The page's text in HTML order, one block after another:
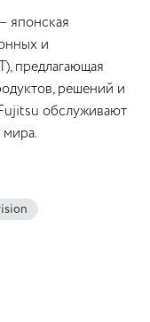
японская
и
предлагающая
решений и
обслуживают
мира.